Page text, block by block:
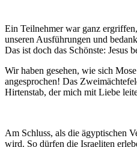
Ein Teilnehmer war ganz
unseren Ausführungen und
Das ist doch das Schönste: Jesus
Wir haben gesehen, wie sich
angesprochen! Das
Hirtenstab, der mich mit Liebe
Am Schluss, als die ägyptischen
wird. So dürfen die Israeliten